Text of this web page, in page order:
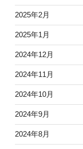
2025年2月
2025年1月
2024年12月
2024年11月
2024年10月
2024年9月
2024年8月